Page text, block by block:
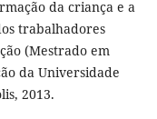
da criança e a
trabalhadores
(Mestrado em
da Universidade
2013.